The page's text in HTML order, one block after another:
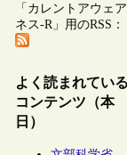
「カレントアウェア
ネス-R」用のRSS：
よく読まれている
コンテンツ（本
日）